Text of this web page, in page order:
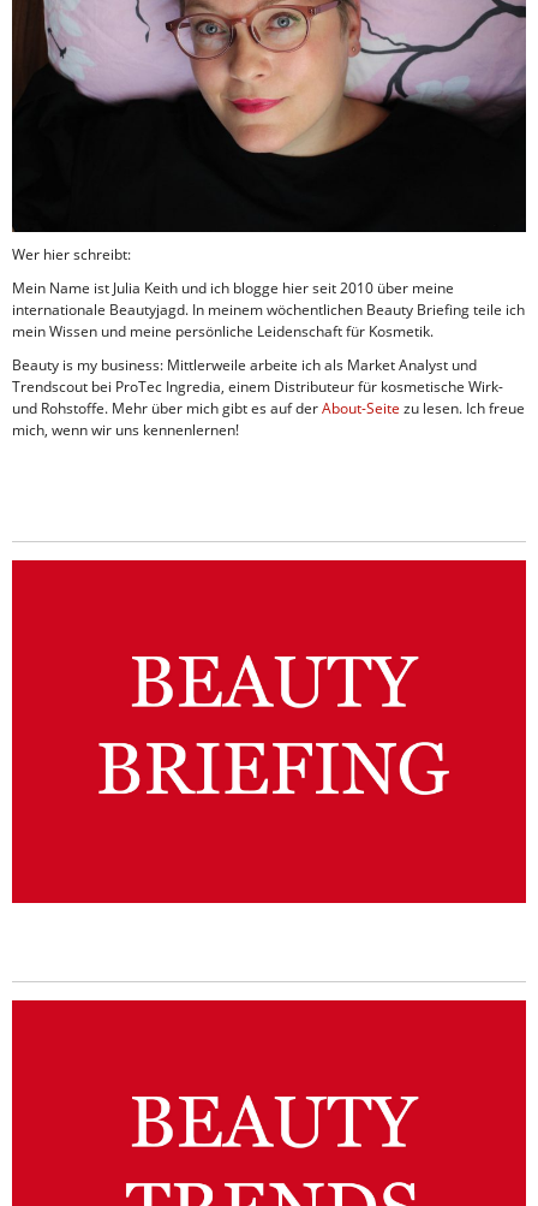
Wer hier schreibt:
Mein Name ist Julia Keith und ich blogge hier seit 2010 über meine
internationale Beautyjagd. In meinem wöchentlichen Beauty Briefing teile ich
mein Wissen und meine persönliche Leidenschaft für Kosmetik.
Beauty is my business: Mittlerweile arbeite ich als Market Analyst und
Trendscout bei ProTec Ingredia, einem Distributeur für kosmetische Wirk-
und Rohstoffe. Mehr über mich gibt es auf derAbout-Seite zu lesen. Ich freue
mich, wenn wir uns kennenlernen!